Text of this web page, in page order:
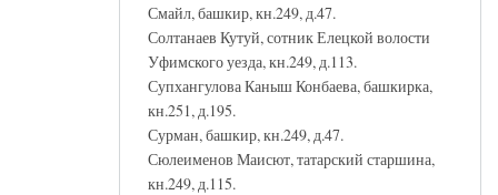
Смайл, башкир, кн.249, д.47.
Солтанаев Кутуй, сотник Елецкой волости
Уфимского уезда, кн.249, д.113.
Супхангулова Каныш Конбаева, башкирка,
кн.251, д.195.
Сурман, башкир, кн.249, д.47.
Сюлеименов Маисют, татарский старшина,
кн.249, д.115.